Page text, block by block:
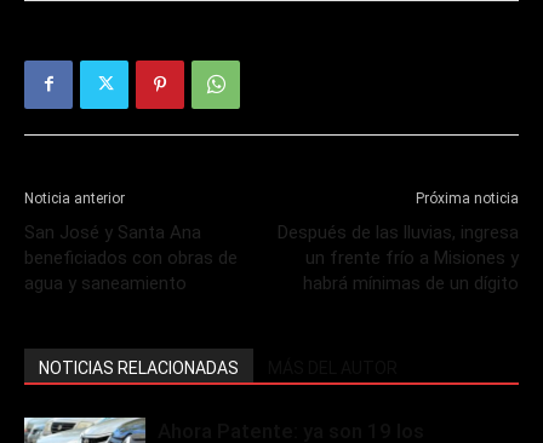
Noticia anterior
San José y Santa Ana
beneficiados con obras de
agua y saneamiento
Próxima noticia
Después de las lluvias, ingresa
un frente frío a Misiones y
habrá mínimas de un dígito
NOTICIAS RELACIONADAS